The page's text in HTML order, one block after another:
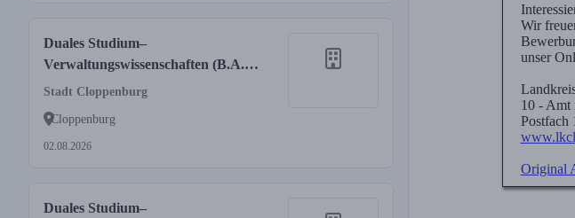
Duales Studium–
Verwaltungswissenschaften (B.A.)
(m/w/d)
Stadt Cloppenburg
Cloppenburg
02.08.2026
Duales Studium–